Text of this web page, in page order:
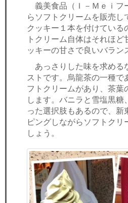
義美食品（Ｉ－Ｍｅｉフ
らソフトクリームを販売し
クッキー１本を付けている
トクリーム自体はそれほど
ッキーの甘さで良いバラン
あっさりした味を求める
ストです。烏龍茶の一種で
フトクリームがあり、茶葉
します。バニラと雪塩黒糖
った選択肢もあるので、新
ピングしながらソフトクリ
しょう。